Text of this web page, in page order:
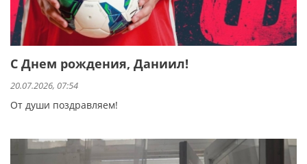
С Днем рождения, Даниил!
20.07.2026, 07:54
От души поздравляем!